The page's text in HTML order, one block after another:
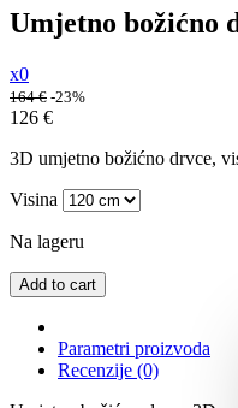
Umjetno božićno
x0
164€ -23%
126 €
3D umjetno božićno drvce,
Visina
Na lageru
Add to cart
Parametri proizvoda
Recenzije (0)